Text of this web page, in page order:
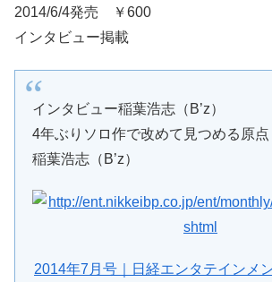
2014/6/4発売 ￥600
インタビュー掲載
インタビュー稲葉浩志（B’z）
4年ぶりソロ作で改めて見つめる原点
稲葉浩志（B’z）
2014年7月号｜日経エンタテインメン